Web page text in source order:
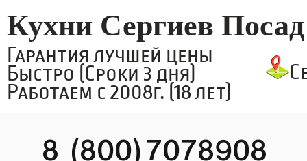
Кухни Сергиев Посад
Гарантия лучшей цены
Быстро (Сроки 3 дня)
Работаем с 2008г. (18 лет)
8 (800)7078908